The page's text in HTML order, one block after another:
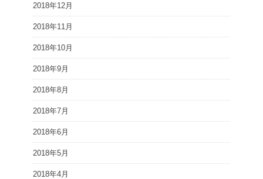
2018年12月
2018年11月
2018年10月
2018年9月
2018年8月
2018年7月
2018年6月
2018年5月
2018年4月